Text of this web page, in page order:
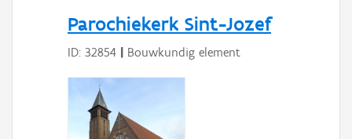
Parochiekerk Sint-Jozef
ID: 32854 | Bouwkundig element